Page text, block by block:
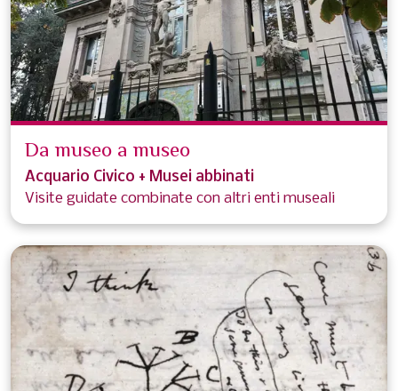
Da museo a museo
Acquario Civico + Musei abbinati
Visite guidate combinate con altri enti museali